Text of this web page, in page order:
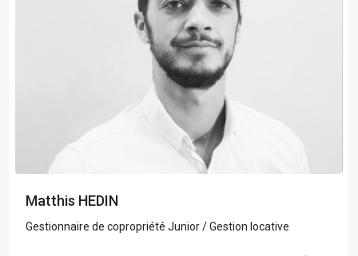
Matthis HEDIN
Gestionnaire de copropriété Junior / Gestion locative